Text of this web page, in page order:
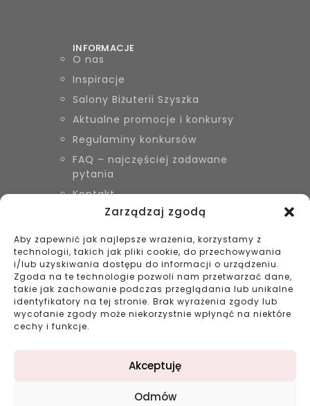
Zarządzaj zgodą
Aby zapewnić jak najlepsze wrażenia, korzystamy z
technologii, takich jak pliki cookie, do przechowywania
i/lub uzyskiwania dostępu do informacji o urządzeniu.
Zgoda na te technologie pozwoli nam przetwarzać dane,
takie jak zachowanie podczas przeglądania lub unikalne
identyfikatory na tej stronie. Brak wyrażenia zgody lub
wycofanie zgody może niekorzystnie wpłynąć na niektóre
cechy i funkcje.
Akceptuję
Odmów
INFORMACJE
O nas
Inspiracje
Salony Biżuterii Szyszka
Aktualne promocje i konkursy
Regulaminy konkursów
FAQ – najczęściej zadawane
pytania
Kontakt
KONTAKT
Biżuteria Szyszka Sieradz,
Zduńska Wola, Łask
799 038 980
43 695 80 11
kontakt@bizuteriaszyszka.pl